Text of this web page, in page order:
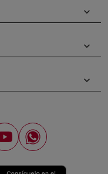
keyboard_arrow_down
keyboard_arrow_down
keyboard_arrow_down